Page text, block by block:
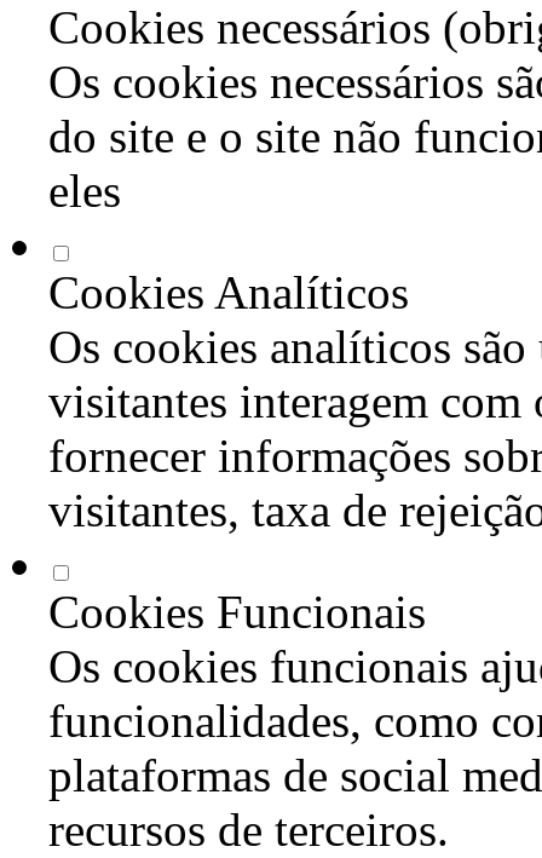
Cookies necessários
Os cookies necessários
do site e o site não
eles
Cookies Analíticos
Os cookies analíticos são
visitantes interagem com
fornecer informações
visitantes, taxa de
Cookies Funcionais
Os cookies funcionais
funcionalidades, como
plataformas de social
recursos de terceiros.